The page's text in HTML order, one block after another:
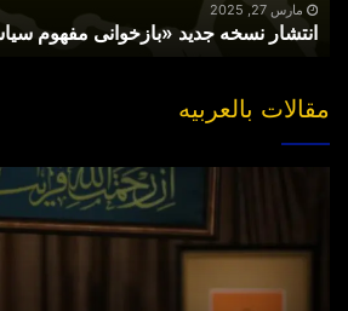
آمازونمارس 27, 2025
انتشار نسخه جدید «بازخوانی مفهوم
مقالات بالعربیه
والبحث